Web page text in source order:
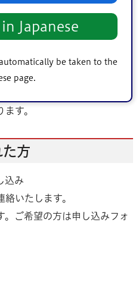
Japanese
be taken to the
page.
育館で面談を行います。面談
がプール入水する場合は保
をお伝えします。また、会
す。
す。
方
込み
いたします。
。ご希望の方は申し込みフォ